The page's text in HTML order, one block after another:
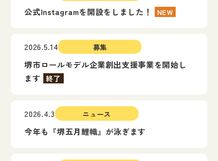
公式Instagramを開設をしました！ NEW
2026.5.14 募集
堺市ロールモデル企業創出支援事業を開始し
ます 終了
2026.4.3 ニュース
今年も『堺五月鯉幟』が泳ぎます